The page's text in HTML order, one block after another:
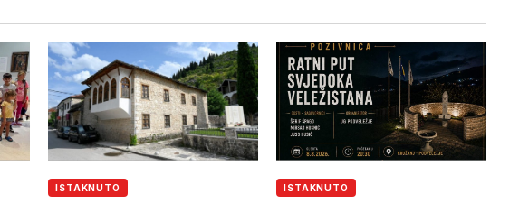
ISTAKNUTO ISTAKNUTO